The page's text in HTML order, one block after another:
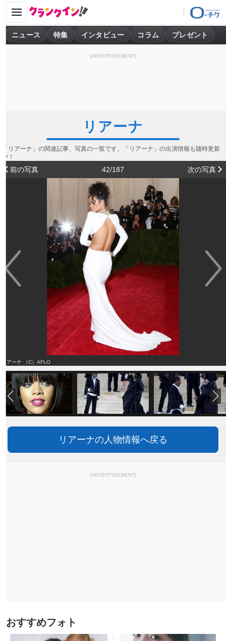
ニュース 特集 インタビュー コラム プレゼント
[ADVERTISEMENT]
リアーナ
「リアーナ」の関連記事、写真の一覧です。「リアーナ」の出演情報も随時更新
中！
前の写真 42/187 次の写真
リアーナ （C）AFLO
リアーナの人物情報へ戻る
[ADVERTISEMENT]
おすすめフォト